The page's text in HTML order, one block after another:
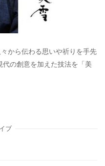
から伝わる思いや祈りを手先
の創意を加えた技法を「美
ブ